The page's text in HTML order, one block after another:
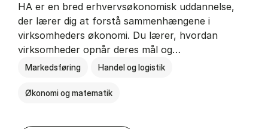
HA er en bred erhvervsøkonomisk uddannelse,
der lærer dig at forstå sammenhængene i
virksomheders økonomi. Du lærer, hvordan
virksomheder opnår deres mål og…
Markedsføring Handel og logistik
Økonomi og matematik